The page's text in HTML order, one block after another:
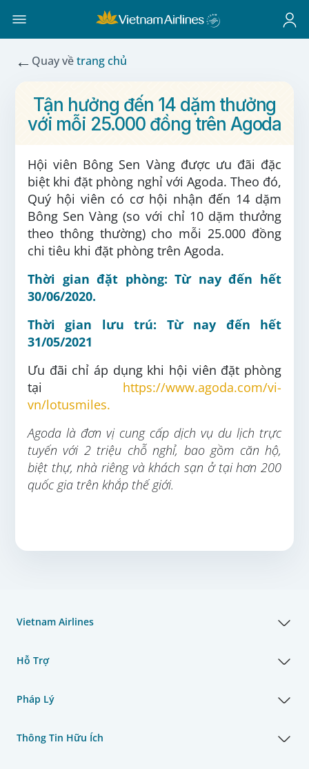
← Quay vềtrang chủ
Tận hưởng đến 14 dặm thưởng
với mỗi 25.000 đồng trên Agoda
Hội viên Bông Sen Vàng được ưu đãi đặc
biệt khi đặt phòng nghỉ với Agoda. Theo đó,
Quý hội viên có cơ hội nhận đến 14 dặm
Bông Sen Vàng(so với chỉ 10 dặm thưởng
theo thông thường) cho mỗi 25.000 đồng
chi tiêu khi đặt phòng trên Agoda.
Thời gian đặt phòng:Từ nay đến hết
30/06/2020.
Thời gian lưu trú: Từ nay đến hết
31/05/2021
Ưu đãi chỉ áp dụng khi hội viên đặt phòng
tại https://www.agoda.com/vi-
vn/lotusmiles.
Agoda là đơn vị cung cấp dịch vụ du lịch trực
tuyến với 2 triệu chỗ nghỉ, bao gồm căn hộ,
biệt thự, nhà riêng và khách sạn ở tại hơn 200
quốc gia trên khắp thế giới.
Vietnam Airlines
Hỗ Trợ
Pháp Lý
Thông Tin Hữu Ích